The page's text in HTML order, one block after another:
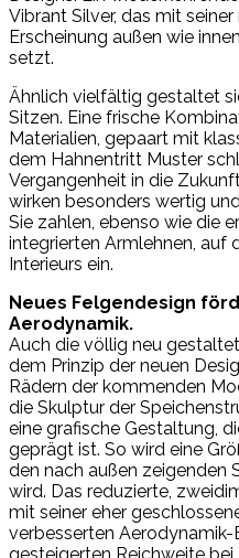
Vibrant Silver, das mit
Erscheinung außen wie
setzt.
Ähnlich vielfältig gestaltet
Sitzen. Eine frische
Materialien, gepaart mit
dem Hahnentritt Muster
Vergangenheit in die
wirken besonders wertig
Sie zahlen, ebenso wie die
integrierten Armlehnen, auf
Interieurs ein.
Neues Felgendesign
Aerodynamik.
Auch die völlig neu
dem Prinzip der neuen
Rädern der kommenden
die Skulptur der
eine grafische Gestaltung,
geprägt ist. So wird eine
den nach außen zeigenden
wird. Das reduzierte,
mit seiner eher
verbesserten
gesteigerten Reichweite bei.